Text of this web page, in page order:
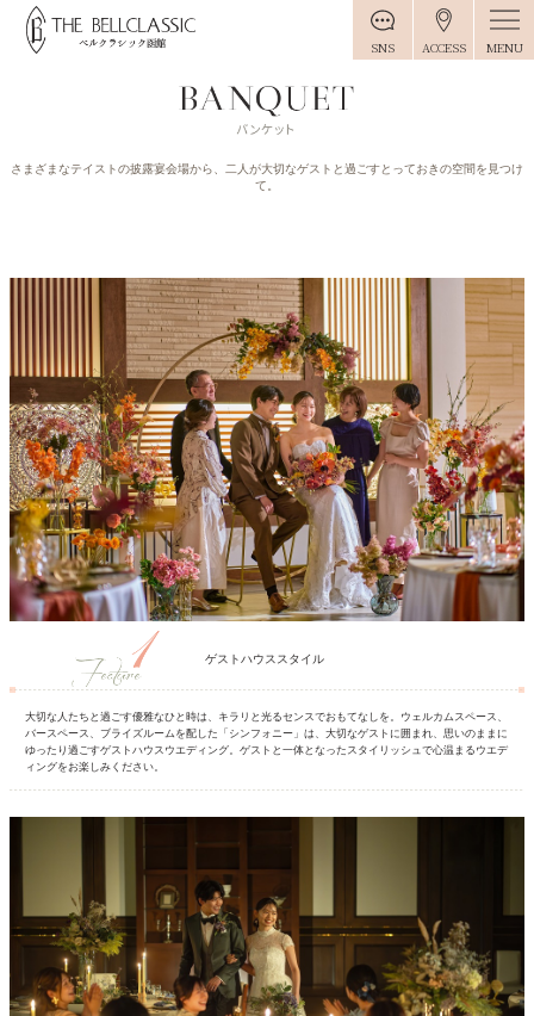
SNS ACCESS MENU
さまざまなテイストの披露宴会場から、二人が大切なゲストと過ごすとっておきの空間を見つけ
て。
ゲストハウススタイル
大切な人たちと過ごす優雅なひと時は、キラリと光るセンスでおもてなしを。ウェルカムスペース、
バースペース、ブライズルームを配した「シンフォニー」は、大切なゲストに囲まれ、思いのままに
ゆったり過ごすゲストハウスウエディング。ゲストと一体となったスタイリッシュで心温まるウエデ
ィングをお楽しみください。